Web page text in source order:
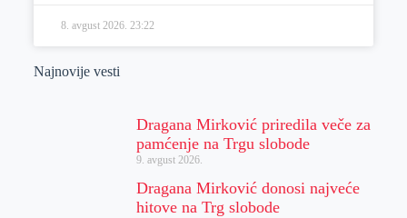
8. avgust 2026. 23:22
Najnovije vesti
Dragana Mirković priredila veče za
pamćenje na Trgu slobode
9. avgust 2026.
Dragana Mirković donosi najveće
hitove na Trg slobode